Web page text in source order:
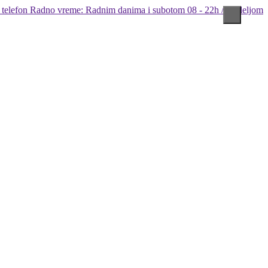
Radno vreme: Radnim danima i subotom 08 - 22h / Nedeljom